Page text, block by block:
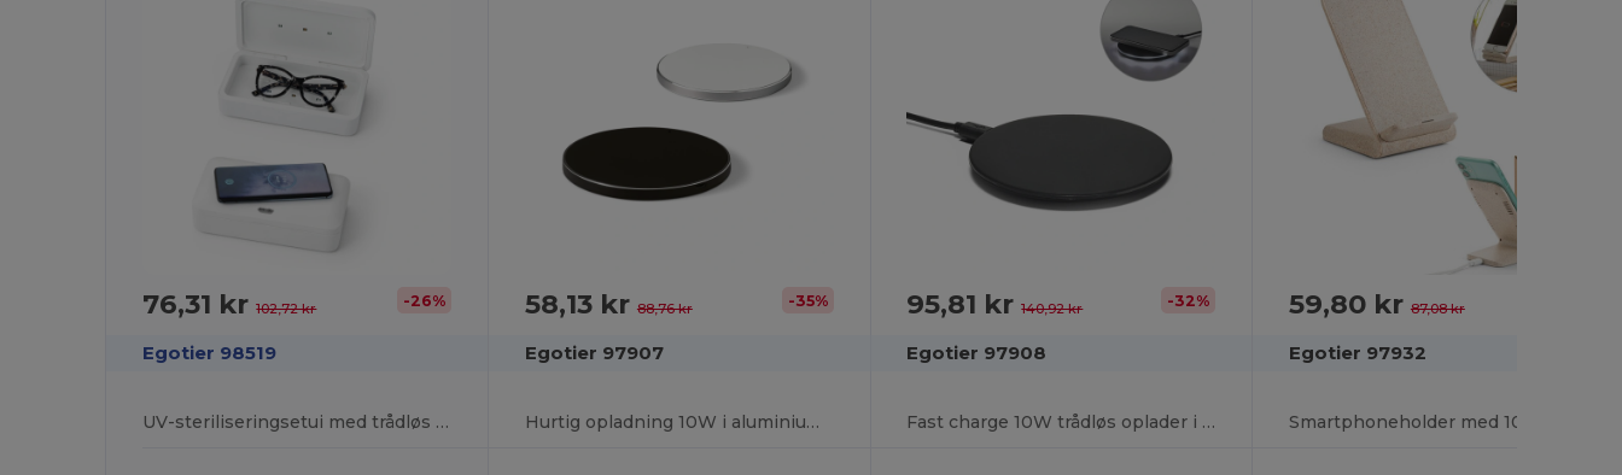
76,31 kr102,72 kr -26%
Egotier 98519
UV-steriliseringsetui med trådløs oplader Hurtig 10W
58,13 kr 88,76 kr -35%
Egotier 97907
Hurtig opladning 10W i aluminium og ABS
95,81 kr140,92 kr -32%
Egotier 97908
Fast charge 10W trådløs oplader i ABS
59,80 kr 87,08 kr
Egotier 97932